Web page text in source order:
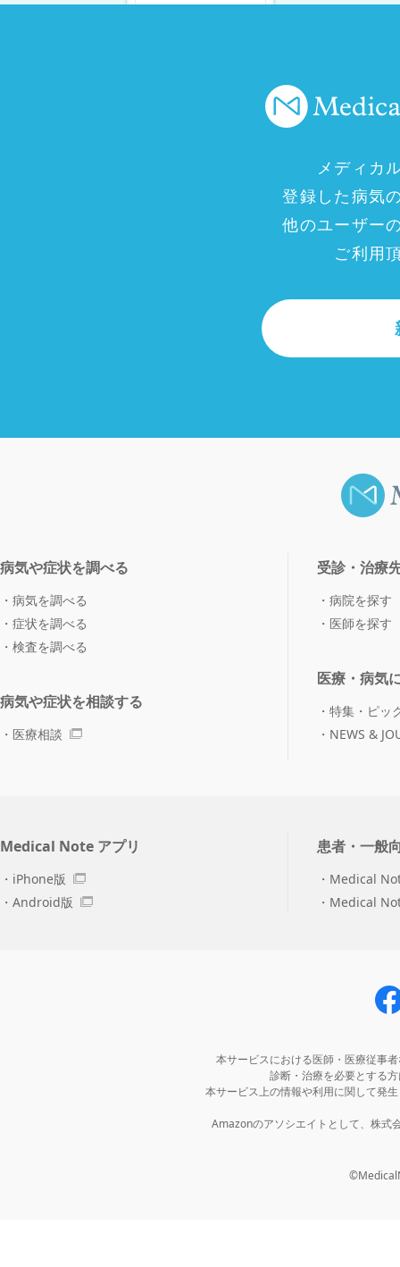
メディカ
登録した病気
他のユーザー
ご利用
病気や症状を調べる
病気を調べる
症状を調べる
検査を調べる
病気や症状を相談する
医療相談
受診・治療
病院を探す
医師を探す
医療・病気
特集・ピッ
NEWS &
Medical Note アプリ
iPhone版
Android版
患者・一般
Medical
Medical
本サービスにおける医師・医療従事
診断・治療を必要とする
本サービス上の情報や利用に関して発
Amazonのアソシエイトとして、株式